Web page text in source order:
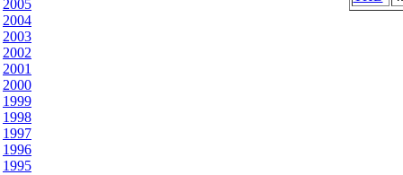
2005
2004
2003
2002
2001
2000
1999
1998
1997
1996
1995